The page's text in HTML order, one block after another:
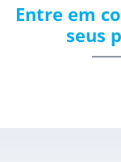
Entre em
seus